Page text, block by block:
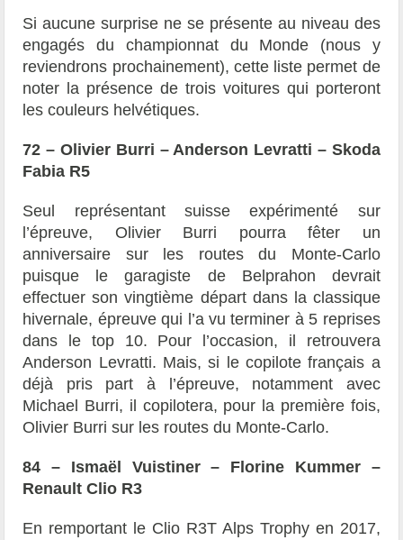
Si aucune surprise ne se présente au niveau des
engagés du championnat du Monde (nous y
reviendrons prochainement), cette liste permet de
noter la présence de trois voitures qui porteront
les couleurs helvétiques.
72 – Olivier Burri – Anderson Levratti – Skoda
Fabia R5
Seul représentant suisse expérimenté sur
l’épreuve, Olivier Burri pourra fêter un
anniversaire sur les routes du Monte-Carlo
puisque le garagiste de Belprahon devrait
effectuer son vingtième départ dans la classique
hivernale, épreuve qui l’a vu terminer à 5 reprises
dans le top 10. Pour l’occasion, il retrouvera
Anderson Levratti. Mais, si le copilote français a
déjà pris part à l’épreuve, notamment avec
Michael Burri, il copilotera, pour la première fois,
Olivier Burri sur les routes du Monte-Carlo.
84 – Ismaël Vuistiner – Florine Kummer –
Renault Clio R3
En remportant le Clio R3T Alps Trophy en 2017,